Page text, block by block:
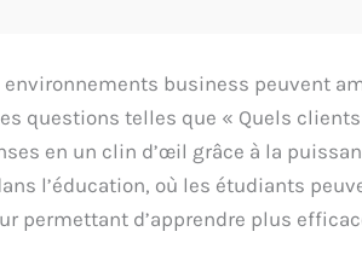
business peuvent
questions telles que « Quels
en un clin d’œil grâce à la
l’éducation, où les étudiants
permettant d’apprendre plus